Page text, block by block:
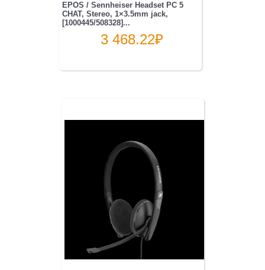
EPOS / Sennheiser Headset PC 5
CHAT, Stereo, 1×3.5mm jack,
[1000445/508328]...
3 468.22₽